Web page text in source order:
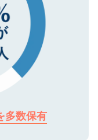
多数保有